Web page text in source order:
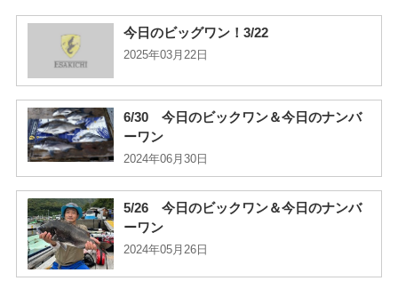
今日のビッグワン！3/22
2025年03月22日
6/30 今日のビックワン＆今日のナンバ
ーワン
2024年06月30日
5/26 今日のビックワン＆今日のナンバ
ーワン
2024年05月26日